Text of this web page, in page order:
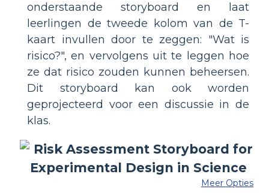
onderstaande storyboard en laat
leerlingen de tweede kolom van de T-
kaart invullen door te zeggen: "Wat is
risico?", en vervolgens uit te leggen hoe
ze dat risico zouden kunnen beheersen.
Dit storyboard kan ook worden
geprojecteerd voor een discussie in de
klas.
Meer Opties